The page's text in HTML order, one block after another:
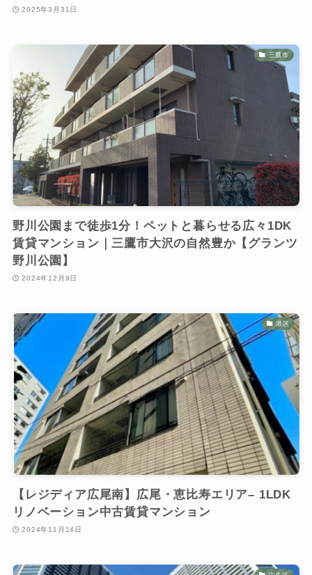
2025年3月31日
三鷹市
野川公園まで徒歩1分！ペットと暮らせる広々1DK
賃貸マンション｜三鷹市大沢の自然豊か【グランツ
野川公園】
2024年12月9日
港区
【レジディア広尾南】広尾・恵比寿エリア– 1LDK
リノベーション中古賃貸マンション
2024年11月14日